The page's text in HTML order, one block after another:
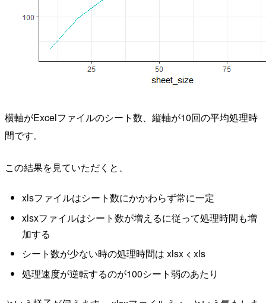
横軸がExcelファイルのシート数、縦軸が10回の平均処理時
間です。
この結果を見ていただくと、
xlsファイルはシート数にかかわらず常に一定
xlsxファイルはシート数が増えるに従って処理時間も増
加する
シート数が少ない時の処理時間は xlsx < xls
処理速度が逆転するのが100シート弱のあたり